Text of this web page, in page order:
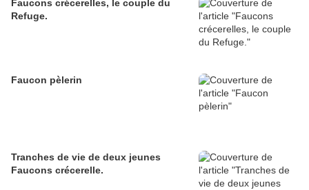
Faucons crécerelles, le couple du
Refuge.
Faucon pèlerin
Tranches de vie de deux jeunes
Faucons crécerelle.